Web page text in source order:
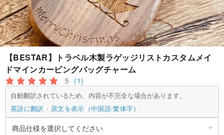
【BESTAR】トラベル木製ラゲッジリストカスタムメイ
ドマインカービングバッグチャーム
5 (1)
自動翻訳されているため、内容が不完全な場合があります。
英語に翻訳
原文を表示（中国語-繁体字）